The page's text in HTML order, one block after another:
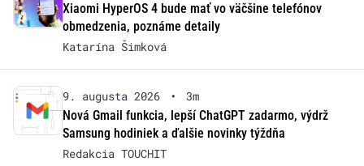
Xiaomi HyperOS 4 bude mať vo väčšine telefónov
obmedzenia, poznáme detaily
Katarína Šimková
9. augusta 2026 •
3m
Nová Gmail funkcia, lepší ChatGPT zadarmo, výdrž
Samsung hodiniek a ďalšie novinky týždňa
Redakcia TOUCHIT